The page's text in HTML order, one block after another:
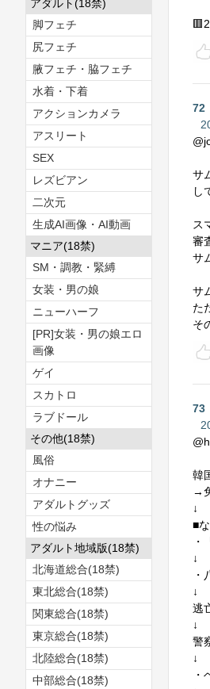
72
サ
し
ス
審
サ
サ
た
そ
73
韓
→
↓
■
↓
↓
逃
↓
警
↓
アダルト(18禁)
脚フェチ
尻フェチ
腋フェチ・脇フェチ
水着・下着
アクションカメラ
アスリート
SEX
レズビアン
二次元
生成AI画像・AI動画
マニア(18禁)
SM・調教・緊縛
女装・男の娘
ニューハーフ
[PR]女装・男の娘エロ
画像
ゲイ
スカトロ
ラブドール
その他(18禁)
風俗
オナニー
アダルトグッズ
性の悩み
アダルト地域版(18禁)
北海道総合(18禁)
東北総合(18禁)
関東総合(18禁)
東京総合(18禁)
北陸総合(18禁)
中部総合(18禁)